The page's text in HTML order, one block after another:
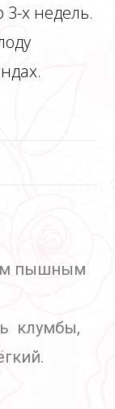
3-х недель.
пышным
клумбы,